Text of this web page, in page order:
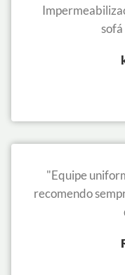
sofá
"Equipe
recomendo